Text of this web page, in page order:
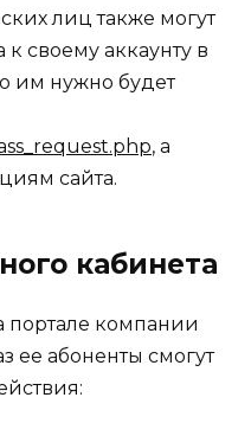
лиц также могут
к своему аккаунту в
им нужно будет
, а
сайта.
кабинета
портале компании
ее абоненты смогут